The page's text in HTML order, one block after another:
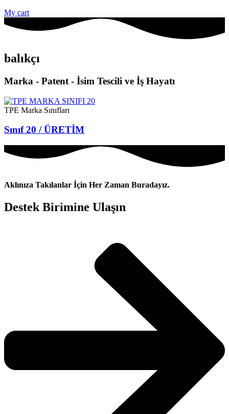
My cart
balıkçı
Marka - Patent - İsim Tescili ve İş Hayatı
TPE Marka Sınıfları
Sınıf 20 / ÜRETİM
Aklınıza Takılanlar İçin Her Zaman Buradayız.
Destek Birimine Ulaşın